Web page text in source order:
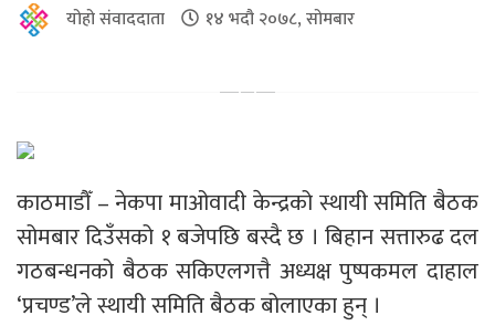
योहो संवाददाता १४ भदौ २०७८, सोमबार
काठमाडौँ – नेकपा माओवादी केन्द्रको स्थायी समिति बैठक
सोमबार दिउँसको १ बजेपछि बस्दै छ । बिहान सत्तारुढ दल
गठबन्धनको बैठक सकिएलगत्तै अध्यक्ष पुष्पकमल दाहाल
‘प्रचण्ड’ले स्थायी समिति बैठक बोलाएका हुन् ।